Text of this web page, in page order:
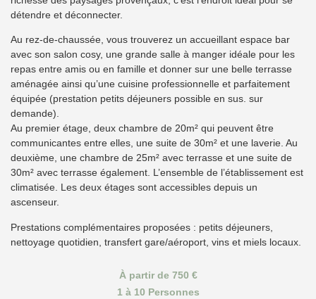
détendre et déconnecter.
Au rez-de-chaussée, vous trouverez un accueillant espace bar
avec son salon cosy, une grande salle à manger idéale pour les
repas entre amis ou en famille et donner sur une belle terrasse
aménagée ainsi qu’une cuisine professionnelle et parfaitement
équipée (prestation petits déjeuners possible en sus. sur
demande).
Au premier étage, deux chambre de 20m² qui peuvent être
communicantes entre elles, une suite de 30m² et une laverie. Au
deuxième, une chambre de 25m² avec terrasse et une suite de
30m² avec terrasse également. L’ensemble de l’établissement est
climatisée. Les deux étages sont accessibles depuis un
ascenseur.
Prestations complémentaires proposées : petits déjeuners,
nettoyage quotidien, transfert gare/aéroport, vins et miels locaux.
À partir de 750 €
1 à 10 Personnes